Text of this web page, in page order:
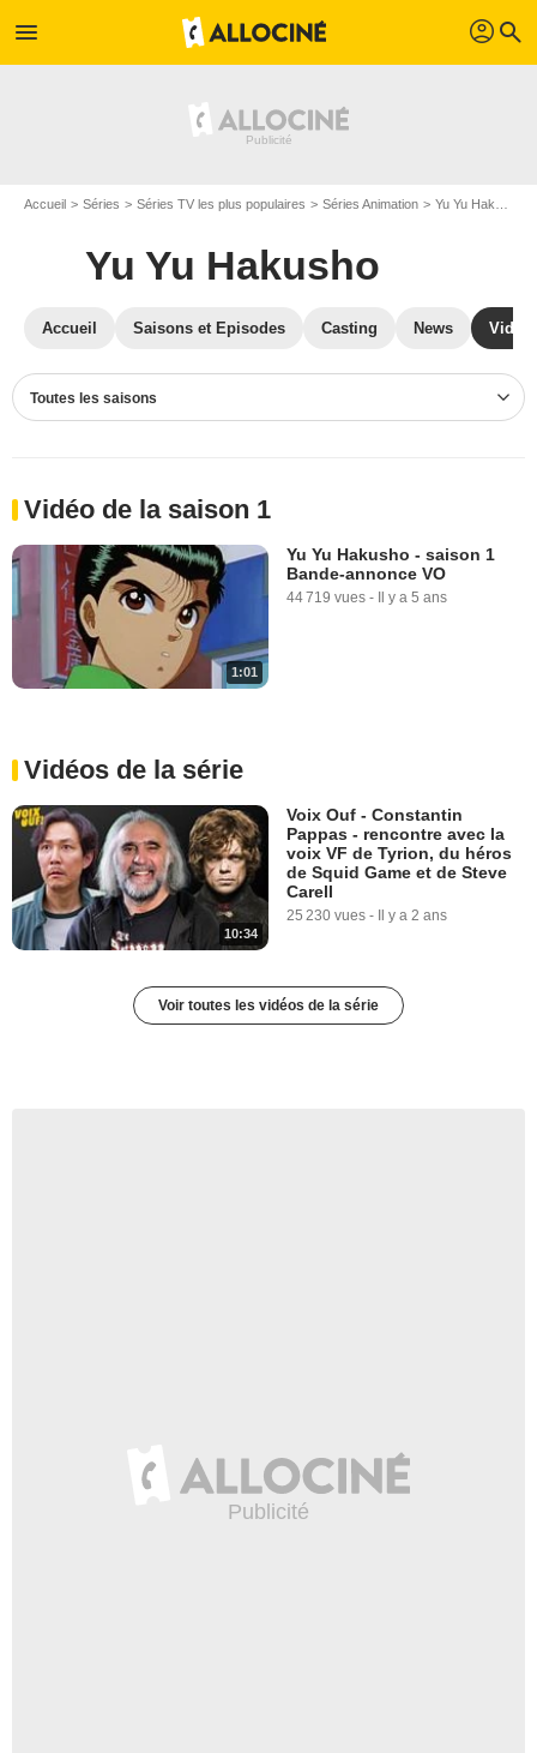
menu profil search
Accueil Séries Séries TV les plus populaires Séries Animation Yu Yu Hakusho
Yu Yu Hakusho
Accueil Saisons et Episodes Casting News
Toutes les saisons
Vidéo de la saison 1
1:01
Yu Yu Hakusho - saison 1
Bande-annonce VO
44 719 vues - Il y a 5 ans
Vidéos de la série
10:34
Voix Ouf - Constantin
Pappas - rencontre avec la
voix VF de Tyrion, du héros
de Squid Game et de Steve
Carell
25 230 vues - Il y a 2 ans
Voir toutes les vidéos de la série